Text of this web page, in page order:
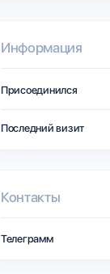
Информация
Присоединился
Последний визит
Контакты
Телеграмм